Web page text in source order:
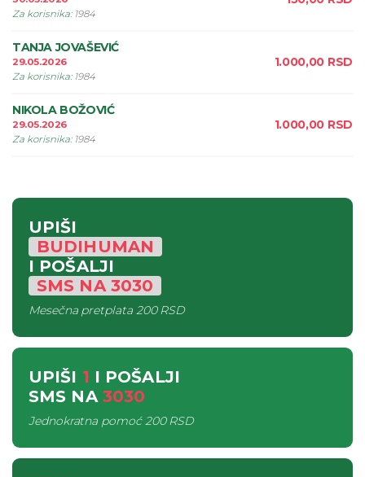
Za korisnika: 1984
TANJA JOVAŠEVIĆ
29.05.2026
Za korisnika: 1984
1.000,00 RSD
NIKOLA BOŽOVIĆ
29.05.2026
Za korisnika: 1984
1.000,00 RSD
UPIŠI
BUDIHUMAN
I POŠALJI
SMS NA3030
Mesečna pretplata200 RSD
UPIŠI 1 I POŠALJI
SMS NA 3030
Jednokratna pomoć200 RSD